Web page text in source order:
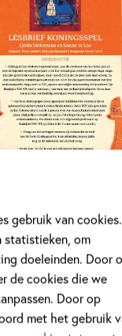
gebruik van cookies.
statistieken, om
doeleinden. Door
de cookies die we
Door op
met het gebruik